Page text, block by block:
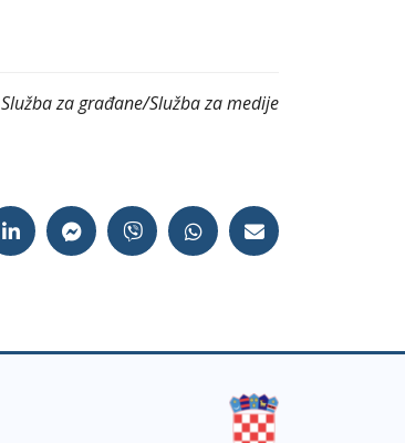
Služba za građane/Služba za medije